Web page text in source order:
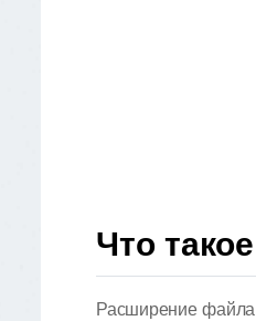
Что
Расширение